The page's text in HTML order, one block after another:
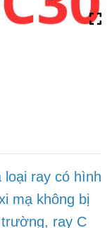
loại ray có hình
mạ không bị
ray C